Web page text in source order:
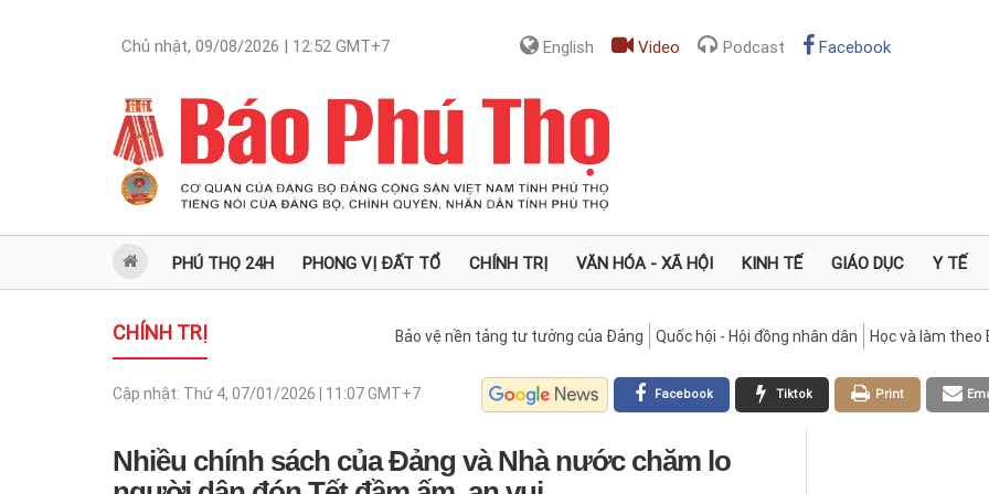
Chủ nhật, 09/08/2026 | 12:52 GMT+7 English Video Podcast Facebook
PHÚ THỌ 24H PHONG VỊ ĐẤT TỔ CHÍNH TRỊ VĂN HÓA - XÃ HỘI KINH TẾ GIÁO DỤC Y TẾ
CHÍNH TRỊ Bảo vệ nền tảng tư tưởng của Đảng Quốc hội - Hội đồng nhân dân Học và làm theo
Cập nhật: Thứ 4, 07/01/2026 | 11:07GMT+7 Print
Tiktok
Facebook
Nhiều chính sách của Đảng và Nhà nước chăm lo